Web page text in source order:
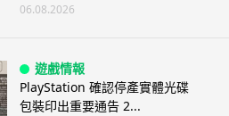
06.08.2026
遊戲情報
PlayStation 確認停產實體光碟
包裝印出重要通告 2...